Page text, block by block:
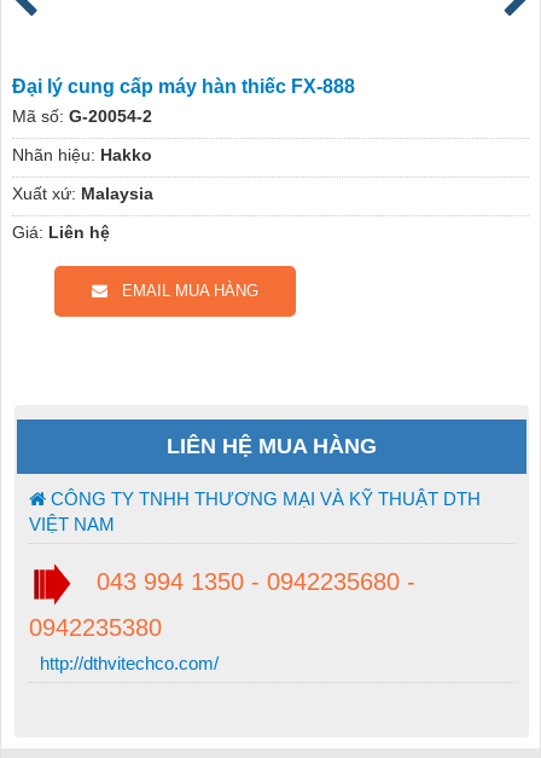
Đại lý cung cấp máy hàn thiếc FX-888
Mã số: G-20054-2
Nhãn hiệu: Hakko
Xuất xứ: Malaysia
Giá: Liên hệ
EMAIL MUA HÀNG
LIÊN HỆ MUA HÀNG
CÔNG TY TNHH THƯƠNG MẠI VÀ KỸ THUẬT DTH
VIỆT NAM
043 994 1350 - 0942235680 -
0942235380
http://dthvitechco.com/